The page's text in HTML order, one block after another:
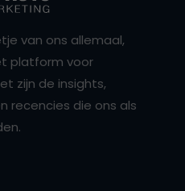
van ons allemaal,
platform voor
zijn de insights,
recencies die ons als